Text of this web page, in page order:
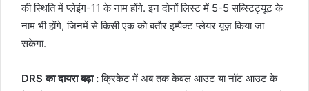
की स्थिति में प्लेइंग-11 के नाम होंगे. इन दोनों लिस्ट में 5-5 सब्स्टिट्यूट के
नाम भी होंगे, जिनमें से किसी एक को बतौर इम्पैक्ट प्लेयर यूज़ किया जा
सकेगा.
DRS का दायरा बढ़ा :क्रिकेट में अब तक केवल आउट या नॉट आउट के